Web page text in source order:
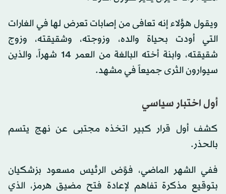
ويقول هؤلاء إنه تعافى من إصابات تعرض لها في الغارات
التي أودت بحياة والده، وزوجته، وشقيقته، وزوج
شقيقته، وابنة أخته البالغة من العمر 14 شهراً، والذين
سيوارون الثرى جميعاً في مشهد.
أول اختبار سياسي
كشف أول قرار كبير اتخذه مجتبى عن نهج يتسم
بالحذر.
ففي الشهر الماضي، فوَّض الرئيس مسعود بزشكيان
بتوقيع مذكرة تفاهم لإعادة فتح مضيق هرمز، الذي